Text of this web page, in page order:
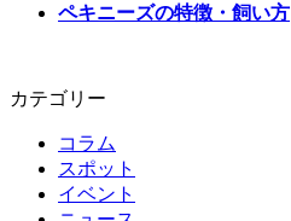
ペキニーズの特徴・飼い方
カテゴリー
コラム
スポット
イベント